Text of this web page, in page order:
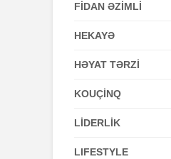
FİDAN ƏZİMLİ
HEKAYƏ
HƏYAT TƏRZİ
KOUÇİNQ
LİDERLİK
LIFESTYLE